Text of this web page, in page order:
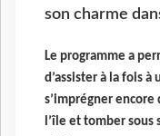
son charme
Le programme a
d’assister à la fois
s’imprégner encore
l’île et tomber sous